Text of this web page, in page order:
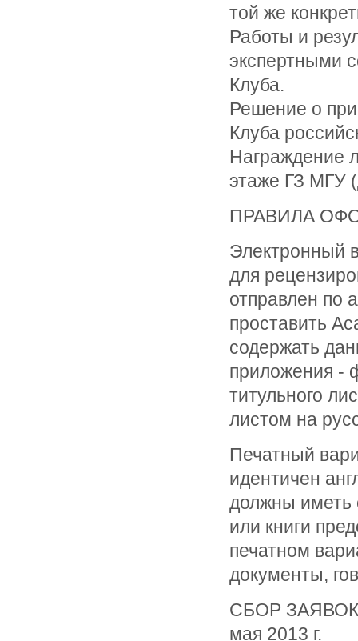
той же
Работы и
экспертными
Клуба.
Решение о
Клуба
Награждение
этаже ГЗ МГУ
ПРАВИЛА
Электронный
для
отправлен по
проставить
содержать
приложения -
титульного
листом на
Печатный
идентичен
должны иметь
или книги
печатном
документы,
СБОР
мая 2013 г.